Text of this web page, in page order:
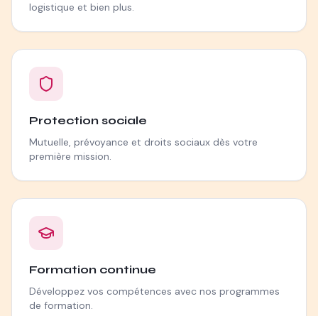
logistique et bien plus.
Protection sociale
Mutuelle, prévoyance et droits sociaux dès votre
première mission.
Formation continue
Développez vos compétences avec nos programmes
de formation.